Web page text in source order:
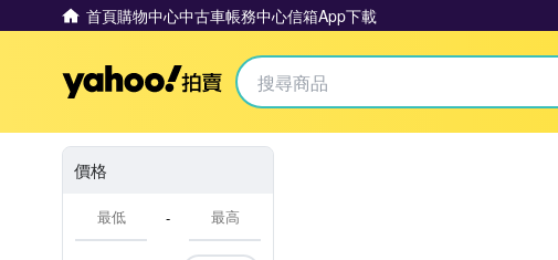
首頁購物中心中古車帳務中心信箱App下載
Yahoo拍賣
價格
-